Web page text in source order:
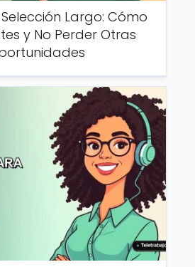
Largo: Cómo
y No Perder Otras